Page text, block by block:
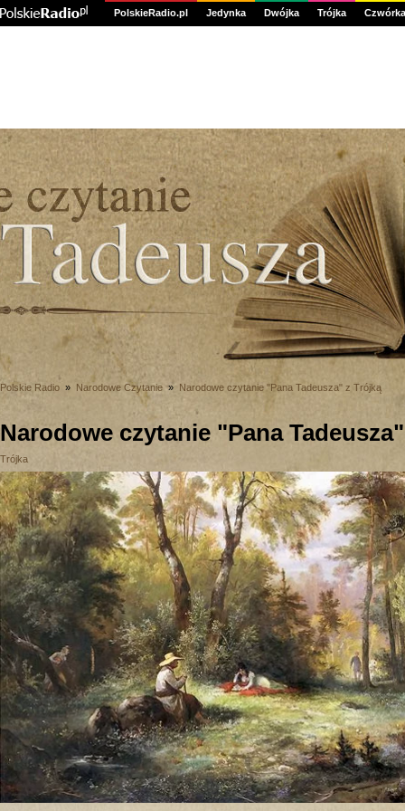
PolskieRadio.pl Jedynka Dwójka Trójka Czwórka
Polskie Radio » Narodowe Czytanie » Narodowe czytanie "Pana Tadeusza" z Trójką
Narodowe czytanie "Pana
Trójka